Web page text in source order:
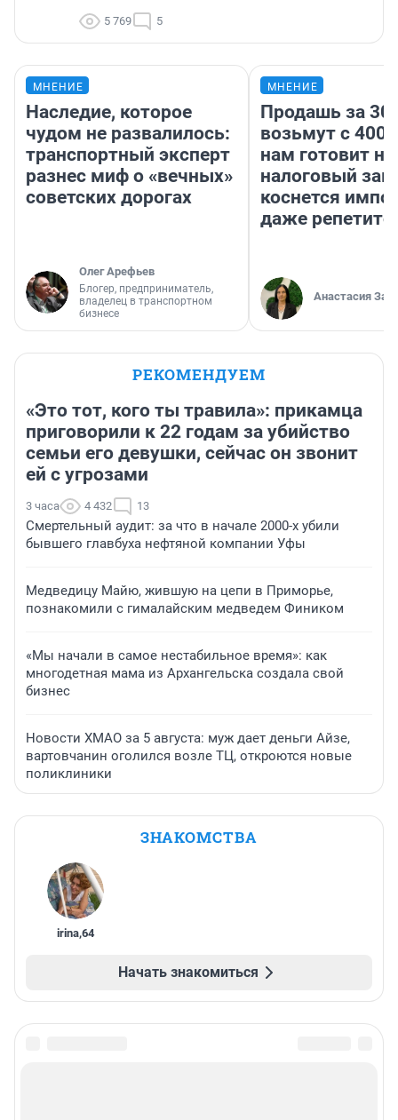
5 769 5
МНЕНИЕ
Наследие, которое
чудом не развалилось:
транспортный эксперт
разнес миф о «вечных»
советских дорогах
Олег Арефьев
Блогер, предприниматель,
владелец в транспортном
бизнесе
МНЕНИЕ
Продашь за
возьмут с
нам готовит
налоговый
коснется
даже
Анастасия
РЕКОМЕНДУЕМ
«Это тот, кого ты травила»: прикамца
приговорили к 22 годам за убийство
семьи его девушки, сейчас он звонит
ей с угрозами
3 часа 4 432 13
Смертельный аудит: за что в начале 2000-х убили
бывшего главбуха нефтяной компании Уфы
Медведицу Майю, жившую на цепи в Приморье,
познакомили с гималайским медведем Фиником
«Мы начали в самое нестабильное время»: как
многодетная мама из Архангельска создала свой
бизнес
Новости ХМАО за 5 августа: муж дает деньги Айзе,
вартовчанин оголился возле ТЦ, откроются новые
поликлиники
ЗНАКОМСТВА
irina,64
Начать знакомиться